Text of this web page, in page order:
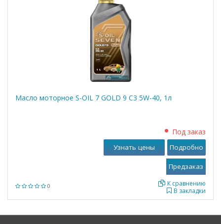
Масло моторное S-OIL 7 GOLD 9 C3 5W-40, 1л
0
Под заказ
В закладки
К сравнению
Узнать цены Подробно